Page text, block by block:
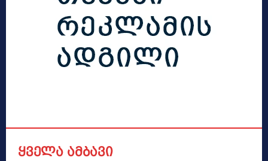
ყველა ამბავი